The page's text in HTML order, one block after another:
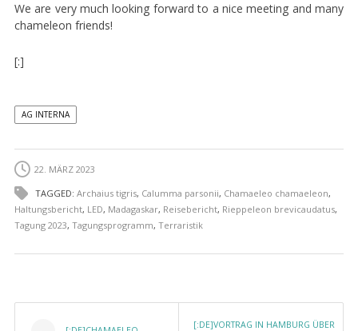
We are very much looking forward to a nice meeting and many
chameleon friends!
[:]
AG INTERNA
22. MÄRZ 2023
TAGGED: Archaius tigris, Calumma parsonii, Chamaeleo chamaeleon,
Haltungsbericht, LED, Madagaskar, Reisebericht, Rieppeleon brevicaudatus,
Tagung 2023, Tagungsprogramm, Terraristik
[:DE]VORTRAG IN HAMBURG ÜBER